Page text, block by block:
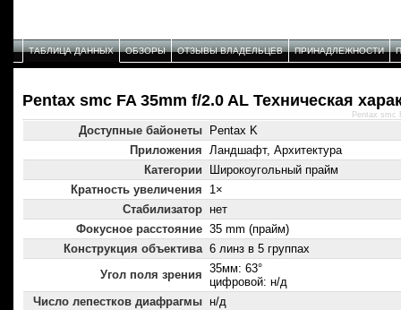
ТАБЛИЦА ДАННЫХ ОБЗОРЫ ОТЗЫВЫ ВЛАДЕЛЬЦЕВ ПРИНАДЛЕЖНОСТИ
Pentax smc FA 35mm f/2.0 AL Техническая
Доступные байонеты
Pentax K
Приложения Ландшафт, Архитектура
Категории
Широкоугольный прайм
Кратность увеличения
1×
Стабилизатор нет
Фокусное расстояние 35 mm (прайм)
Конструкция объектива 6 линз в 5 группах
Угол поля зрения 35мм: 63°
цифровой: н/д
Число лепестков диафрагмы н/д
Pentax smc